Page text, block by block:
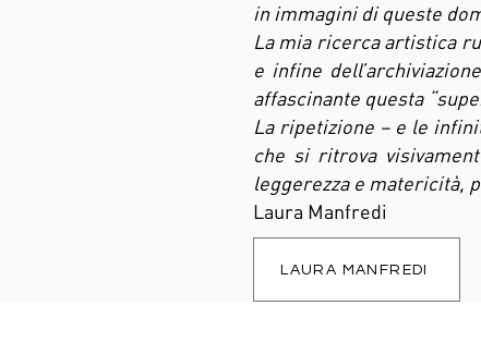
in immagini di queste
La mia ricerca artistica
e infine
affascinante questa
La ripetizione – e le
che si ritrova
leggerezza e matericità,
Laura Manfredi
LAURA MANFREDI